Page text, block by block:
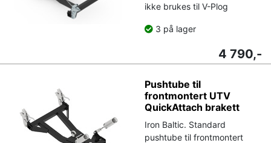
ikke brukes til V-Plog
3 på lager
4 790,-
Pushtube til
frontmontert UTV
QuickAttach brakett
Iron Baltic. Standard
pushtube til frontmontert